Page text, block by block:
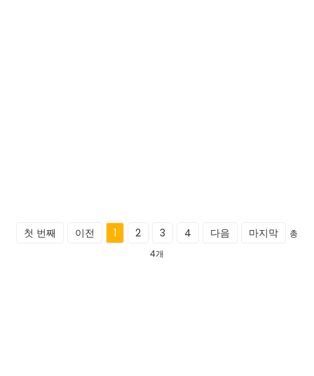
첫 번째 이전 1 2 3 4 다음 마지막
총
4개